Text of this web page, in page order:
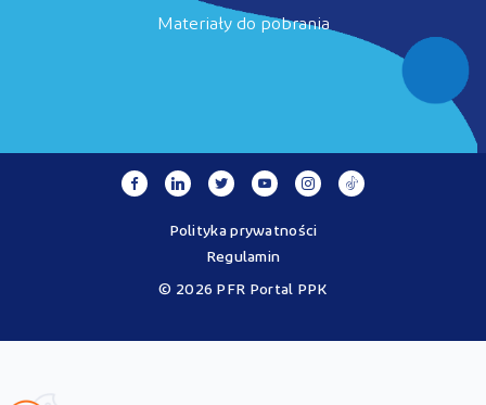
Materiały do pobrania
© 2026 PFR Portal PPK
Polityka prywatności
Regulamin